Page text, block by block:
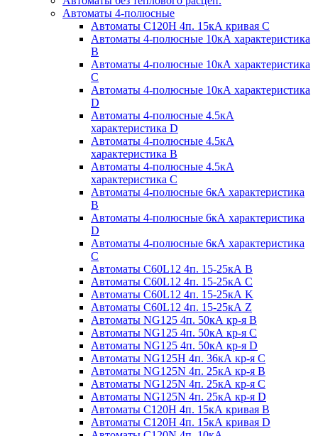
Автоматы 4-полюсные
Автоматы С120H 4п. 15кА кривая C
Автоматы 4-полюсные 10кА характеристика
B
Автоматы 4-полюсные 10кА характеристика
C
Автоматы 4-полюсные 10кА характеристика
D
Автоматы 4-полюсные 4.5кА
характеристика D
Автоматы 4-полюсные 4.5кА
характеристика В
Автоматы 4-полюсные 4.5кА
характеристика С
Автоматы 4-полюсные 6кА характеристика
B
Автоматы 4-полюсные 6кА характеристика
D
Автоматы 4-полюсные 6кА характеристика
С
Автоматы C60L12 4п. 15-25кА B
Автоматы C60L12 4п. 15-25кА C
Автоматы C60L12 4п. 15-25кА K
Автоматы C60L12 4п. 15-25кА Z
Автоматы NG125 4п. 50кА кр-я B
Автоматы NG125 4п. 50кА кр-я C
Автоматы NG125 4п. 50кА кр-я D
Автоматы NG125H 4п. 36кА кр-я C
Автоматы NG125N 4п. 25кА кр-я B
Автоматы NG125N 4п. 25кА кр-я C
Автоматы NG125N 4п. 25кА кр-я D
Автоматы С120H 4п. 15кА кривая B
Автоматы С120H 4п. 15кА кривая D